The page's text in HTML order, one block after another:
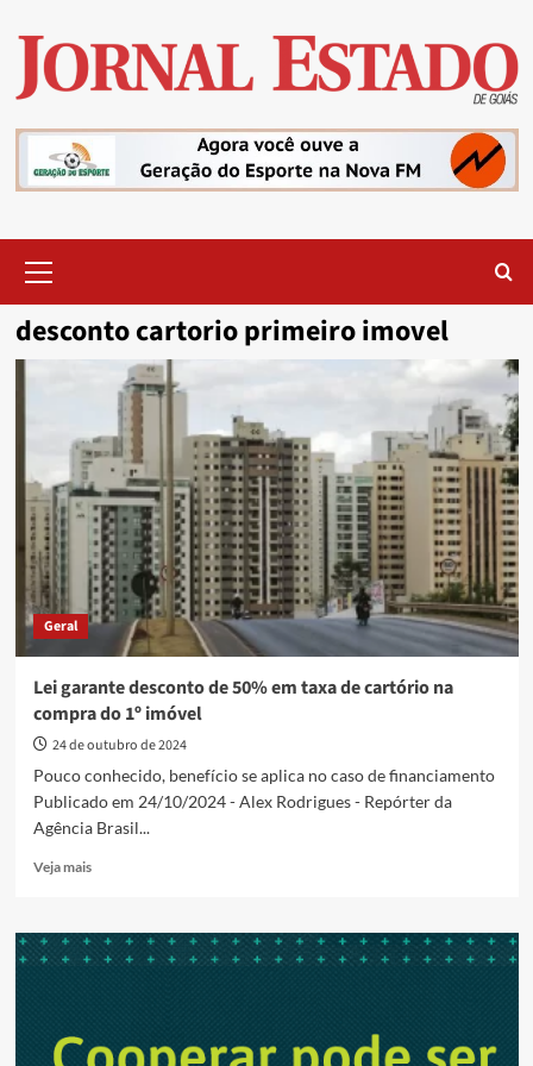
content
Menu
desconto cartorio primeiro imovel
Geral
Lei garante desconto de 50% em taxa de cartório na
compra do 1º imóvel
24 de outubro de 2024
Pouco conhecido, benefício se aplica no caso de financiamento
Publicado em 24/10/2024 - Alex Rodrigues - Repórter da
Agência Brasil...
Veja maisRead
Lei
garante
em